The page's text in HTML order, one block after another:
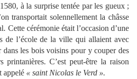
à la surprise tentée par les gueux ;
transportait solennellement la châsse
Cette cérémonie était l’occasion d’une
de l’école de la ville qui allaient avec
dans les bois voisins pour y couper des
printanières. C’est peut-être la raison
appelé « saint Nicolas le Verd ».